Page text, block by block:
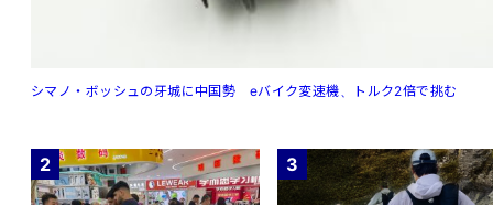
シマノ・ボッシュの牙城に中国勢 eバイク変速機、トルク2倍で挑む
2 3